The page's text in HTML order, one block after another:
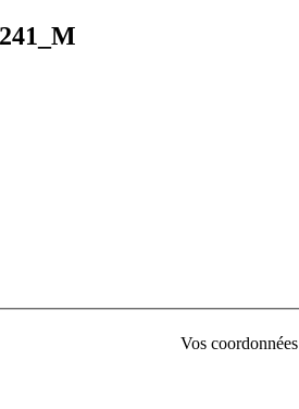
Vos coordonnées